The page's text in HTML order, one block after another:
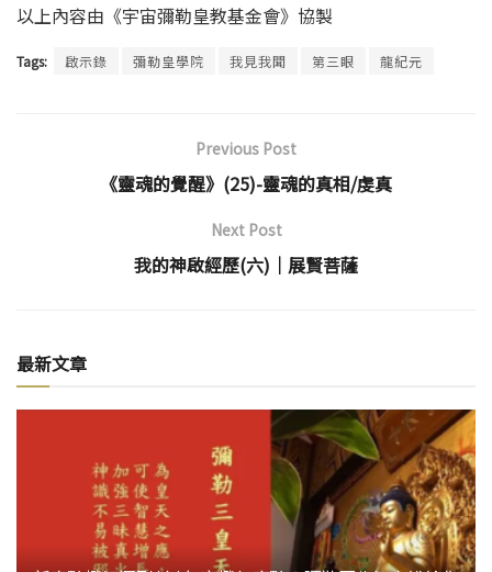
以上內容由《宇宙彌勒皇教基金會》協製
Tags: 啟示錄 彌勒皇學院 我見我聞 第三眼 龍紀元
Previous Post
《靈魂的覺醒》(25)-靈魂的真相/虔真
Next Post
我的神啟經歷(六)│展賢菩薩
最新文章